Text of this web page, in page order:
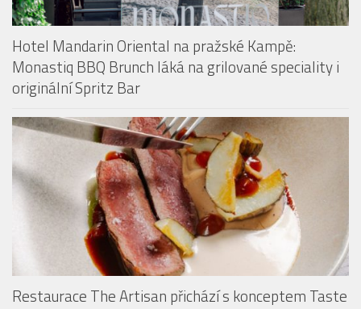
Hotel Mandarin Oriental na pražské Kampě:
Monastiq BBQ Brunch láká na grilované speciality i
originální Spritz Bar